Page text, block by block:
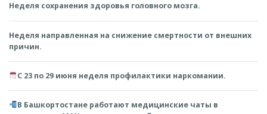
Неделя сохранения здоровья головного мозга.
Неделя направленная на снижение смертности от внешних
причин.
С 23 по 29 июня неделя профилактики наркомании.
В Башкортостане работают медицинские чаты в